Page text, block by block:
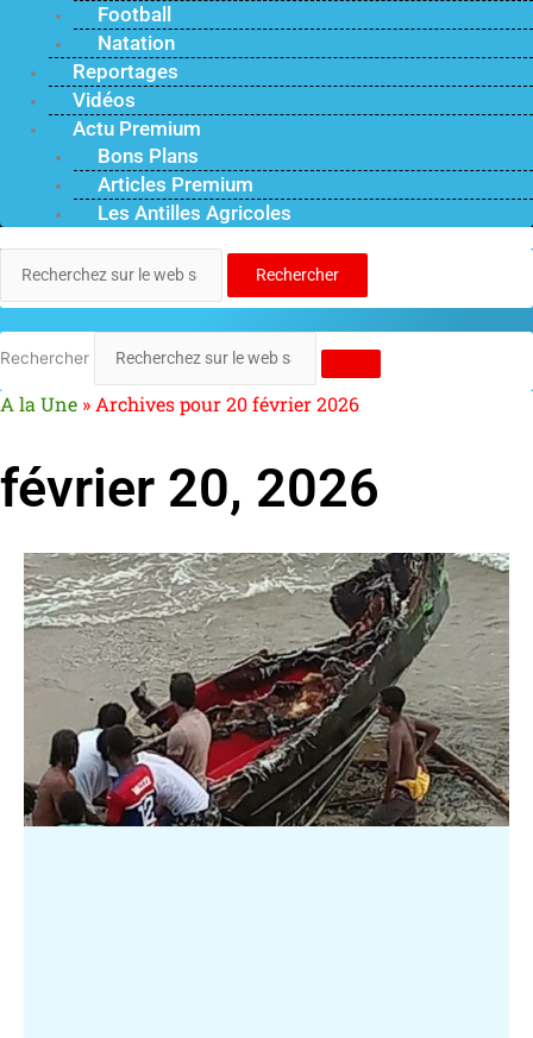
Football
Natation
Reportages
Vidéos
Actu Premium
Bons Plans
Articles Premium
Les Antilles Agricoles
Rechercher
Rechercher
A la Une »Archives pour 20 février 2026
février 20, 2026